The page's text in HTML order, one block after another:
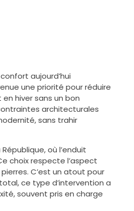
aujourd’hui
une priorité pour réduire
hiver sans un bon
architecturales
sans trahir
où l’enduit
choix respecte l’aspect
C’est un atout pour
ce type d’intervention a
souvent pris en charge